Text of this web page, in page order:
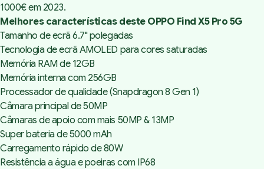
1000€ em 2023.
Melhores características deste OPPO Find X5 Pro 5G
Tamanho de ecrã 6.7" polegadas
Tecnologia de ecrã AMOLED para cores saturadas
Memória RAM de 12GB
Memória interna com 256GB
Processador de qualidade (Snapdragon 8 Gen 1)
Câmara principal de 50MP
Câmaras de apoio com mais 50MP & 13MP
Super bateria de 5000 mAh
Carregamento rápido de 80W
Resistência a água e poeiras com IP68